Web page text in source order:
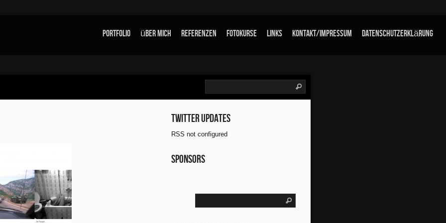
Portfolio über mich Referenzen Fotokurse links Kontakt/Impressum Datenschutzerklärung
Twitter updates
RSS not configured
Sponsors